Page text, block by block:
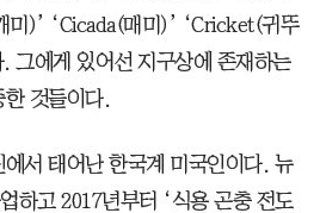
)’ ‘Cicada(매미)’ ‘Cricket(귀뚜
그에게 있어선 지구상에 존재하는
한 것들이다.
서 태어난 한국계 미국인이다. 뉴
하고 2017년부터 ‘식용 곤충 전도